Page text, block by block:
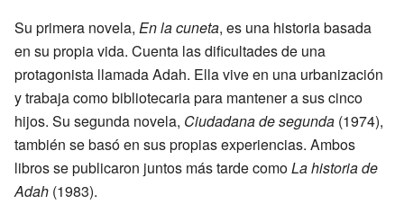
Su primera novela, En la cuneta, es una historia basada
en su propia vida. Cuenta las dificultades de una
protagonista llamada Adah. Ella vive en una urbanización
y trabaja como bibliotecaria para mantener a sus cinco
hijos. Su segunda novela, Ciudadana de segunda (1974),
también se basó en sus propias experiencias. Ambos
libros se publicaron juntos más tarde comoLa historia de
Adah (1983).